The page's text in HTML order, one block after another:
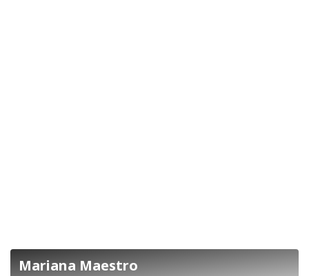
Mariana Maestro